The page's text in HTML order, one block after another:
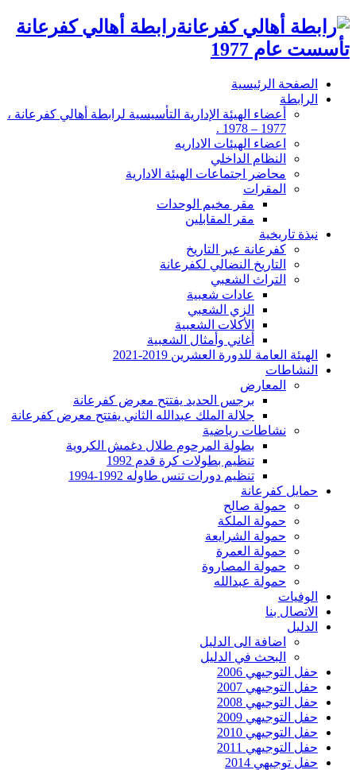
رابطة أهالي كفرعانة
تأسست عام 1977
الصفحة الرئيسية
الرابطة
أعضاء الهيئة الإدارية التأسيسية لرابطة أهالي كفرعانة ،
1977 – 1978 .
اعضاء الهيئات الاداريه
النظام الداخلي
محاضر اجتماعات الهيئة الادارية
المقرات
مقر مخيم الوحدات
مقر المقابلين
نبذة تاريخية
كفرعانة عبر التاريخ
التاريخ النضالي لكفرعانة
التراث الشعبي
عادات شعبية
الزي الشعبي
الأكلات الشعبية
أغاني وأمثال الشعبية
الهيئة العامة للدورة العشرين 2019-2021
النشاطات
المعارض
برجس الحديد يفتتح معرض كفرعانة
جلالة الملك عبدالله الثاني يفتتح معرض كفرعانة
نشاطات رياضية
بطولة المرحوم طلال دغمش الكروية
تنظيم بطولات كرة قدم 1992
تنظيم دورات تنس طاوله 1992-1994
حمايل كفرعانة
حمولة صالح
حمولة الملكة
حمولة الشرايعة
حمولة العمرة
حمولة المصاروة
حمولة عبدالله
الوفيات
الاتصال بنا
الدليل
اضافة الى الدليل
البحث في الدليل
حفل التوجيهي 2006
حفل التوجيهي 2007
حفل التوجيهي 2008
حفل التوجيهي 2009
حفل التوجيهي 2010
حفل التوجيهي 2011
حفل توجيهي 2014